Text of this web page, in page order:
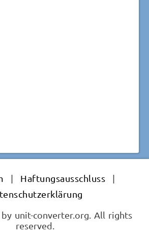
| Haftungsausschluss
|
unit-converter.org. All rights
reserved.